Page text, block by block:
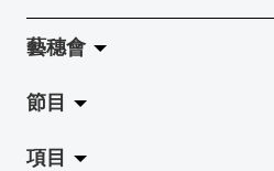
藝穗會
關於藝穗會
藝穗會的演化
節目
拉闊
項目